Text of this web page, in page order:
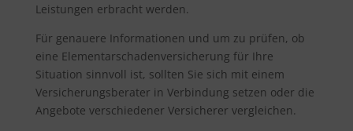
Leistungen erbracht werden.
Für genauere Informationen und um zu prüfen, ob
eine Elementarschadenversicherung für Ihre
Situation sinnvoll ist, sollten Sie sich mit einem
Versicherungsberater in Verbindung setzen oder die
Angebote verschiedener Versicherer vergleichen.